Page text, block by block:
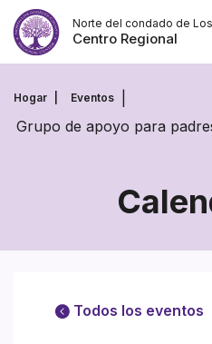
Saltar
contenido
Norte del condado de
Centro Regional
Hogar Eventos
Grupo de apoyo para
Todos los eventos